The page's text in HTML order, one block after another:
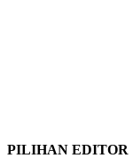
PILIHAN EDITOR